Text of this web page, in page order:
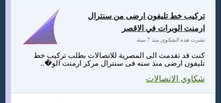
كنت قد تقدمت الى المصرية للاتصالات بطلب تركيب خط
تليفون ارضى منذ سنه فى سنترال مركز ارمنت الو�..
شكاوي الاتصالات
تركيب خط تليفون ارضى من سنترال
ارمنت الوبرات في الاقصر
نشرت هذه الشكوى منذ 7 سنة